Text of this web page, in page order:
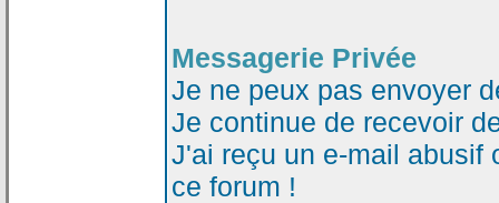
Messagerie Privée
Je ne peux pas envoyer
Je continue de recevoir
J'ai reçu un e-mail abusif
ce forum !